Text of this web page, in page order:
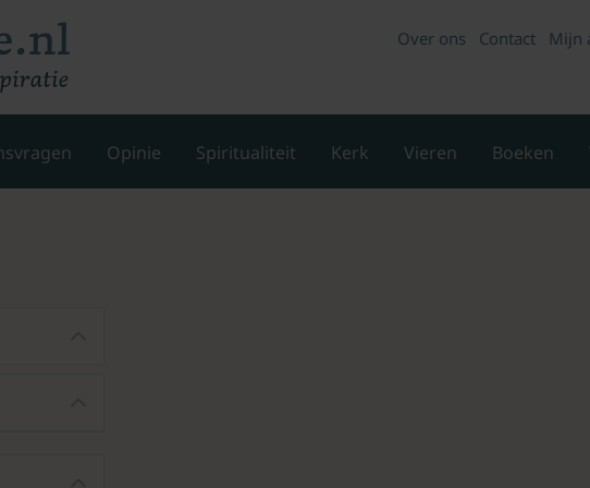
Over ons Contact Mijn
Opinie Spiritualiteit Kerk Vieren Boeken